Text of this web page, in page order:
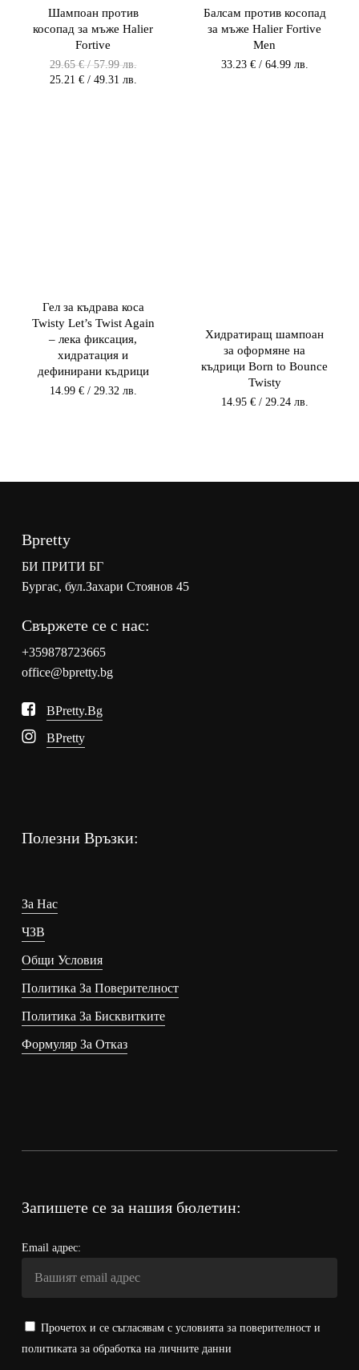
Шампоан против
косопад за мъже Halier
Fortive
29.65€/ 57.99 лв.Original
25.21 €/ 49.31 лв.
Балсам против косопад
за мъже Halier Fortive
Men
33.23 €/ 64.99 лв.
Гел за къдрава коса
Twisty Let’s Twist Again
– лека фиксация,
хидратация и
дефинирани къдрици
14.99 €/ 29.32 лв.
Хидратиращ шампоан
за оформяне на
къдрици Born to Bounce
Twisty
14.95 €/ 29.24 лв.
Bpretty
БИ ПРИТИ БГ
Бургас, бул.Захари Стоянов 45
Свържете се с нас:
+359878723665
office@bpretty.bg
BPretty.bg
BPretty
Полезни Връзки:
За Нас
ЧЗВ
Общи Условия
Политика За Поверителност
Политика За Бисквитките
Формуляр За Отказ
Запишете се за нашия бюлетин:
Email адрес:
Прочетох и се съгласявам с условията за поверителност и
политиката за обработка на личните данни